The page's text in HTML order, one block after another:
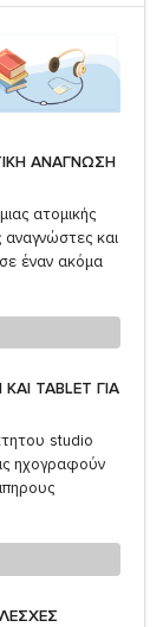
ΑΝΑΓΝΩΣΗ
ατομικής
και
έναν ακόμα
TABLET ΓΙΑ
studio
ηχογραφούν